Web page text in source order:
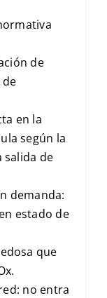
de
de
en la
según la
salida de
demanda:
estado de
que
no entra